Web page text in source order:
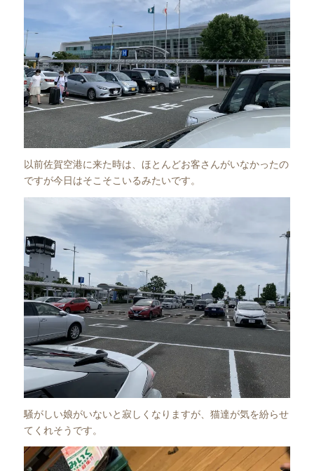
以前佐賀空港に来た時は、ほとんどお客さんがいなかったの
ですが今日はそこそこいるみたいです。
騒がしい娘がいないと寂しくなりますが、猫達が気を紛らせ
てくれそうです。